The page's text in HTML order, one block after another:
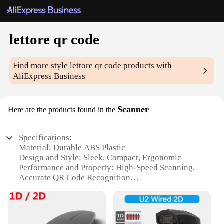
lettore qr code
Find more stylelettore qr code products with
AliExpress Business
Here are the products found in the Scanner
Specifications:
Material: Durable ABS Plastic
Design and Style: Sleek, Compact, Ergonomic
Performance and Property: High-Speed Scanning,
Accurate QR Code Recognition
Needs
Typical Adaptive Scenario: Ideal for Retail, Events,
and Marketing Campaigns